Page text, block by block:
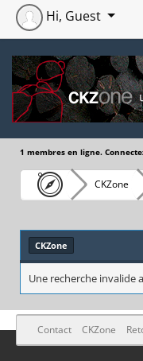
Hi, Guest
1 membres en ligne.
CKZone
CKZone
Une recherche invalide
Contact CKZone